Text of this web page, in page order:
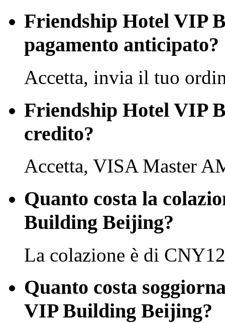
Friendship Hotel VIP
pagamento anticipato?
Accetta, invia il tuo
Friendship Hotel VIP
credito?
Accetta, VISA Master
Quanto costa la
Building Beijing?
La colazione è di
Quanto costa
VIP Building Beijing?